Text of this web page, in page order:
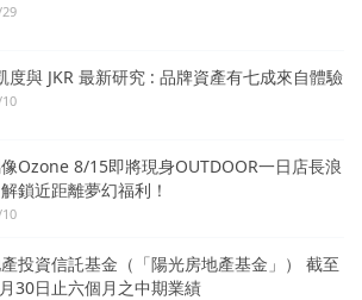
度與 JKR 最新研究 : 品牌資產有七成來自體驗
Ozone 8/15即將現身OUTDOOR一日店長浪
鎖近距離夢幻福利！
投資信託基金（「陽光房地產基金」） 截至
30日止六個月之中期業績